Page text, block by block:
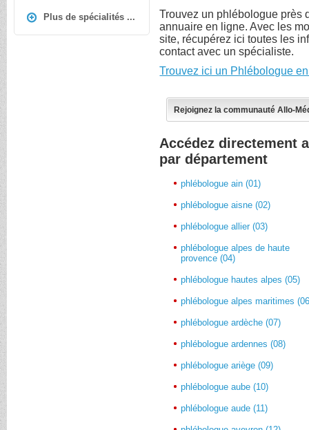
Plus de spécialités ...
Trouvez un phlébologue près
annuaire en ligne. Avec les
site, récupérez ici toutes les
contact avec un spécialiste.
Trouvez ici un Phlébologue
Rejoignez la communauté Allo-
Accédez directement
par département
phlébologue ain (01)
phlébologue aisne (02)
phlébologue allier (03)
phlébologue alpes de haute
provence (04)
phlébologue hautes alpes (05)
phlébologue alpes maritimes
phlébologue ardèche (07)
phlébologue ardennes (08)
phlébologue ariège (09)
phlébologue aube (10)
phlébologue aude (11)